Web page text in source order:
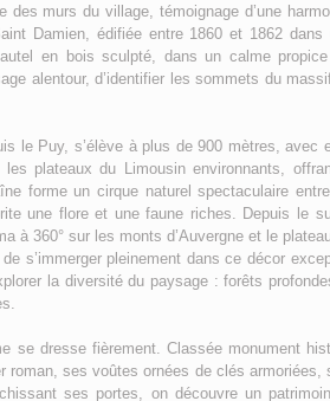
murs du village, témoignage d’une
Damien, édifiée entre 1860 et 1862 dans
en bois sculpté, dans un calme
alentour, d’identifier les sommets du
le Puy, s’élève à plus de 900 mètres, avec
plateaux du Limousin environnants,
forme un cirque naturel spectaculaire
une flore et une faune riches. Depuis le
à 360° sur les monts d’Auvergne et le
s’immerger pleinement dans ce décor
la diversité du paysage : forêts
se dresse fièrement. Classée monument
ses voûtes ornées de clés
ses portes, on découvre un